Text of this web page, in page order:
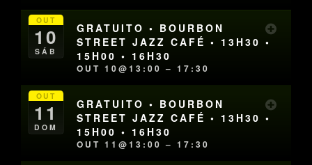
OUT
10
SÁB
GRATUITO • BOURBON
STREET JAZZ CAFÉ • 13H30 •
15H00 • 16H30
OUT 10@13:00 – 17:30
OUT
11
DOM
GRATUITO • BOURBON
STREET JAZZ CAFÉ • 13H30 •
15H00 • 16H30
OUT 11@13:00 – 17:30